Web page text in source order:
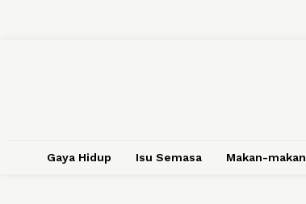
Gaya Hidup Isu Semasa Makan-makan